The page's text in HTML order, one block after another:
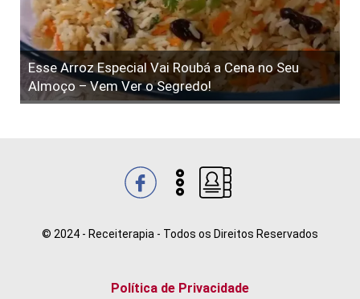
Esse Arroz Especial Vai Roubá a Cena no Seu
Almoço – Vem Ver o Segredo!
© 2024 - Receiterapia - Todos os Direitos Reservados
Política de Privacidade